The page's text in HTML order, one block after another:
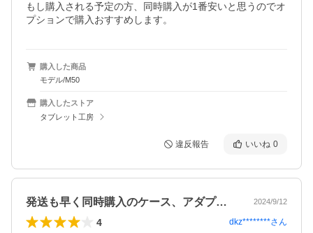
もし購入される予定の方、同時購入が1番安いと思うのでオ
プションで購入おすすめします。
購入した商品
モデル/M50
購入したストア
タブレット工房
違反報告 いいね 0
発送も早く同時購入のケース、アダプター… 2024/9/12
4 dkz********さん